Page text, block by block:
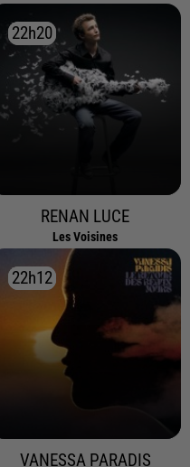
22h20
22h20
RENAN LUCE
Les Voisines
22h12
22h12
VANESSA PARADIS